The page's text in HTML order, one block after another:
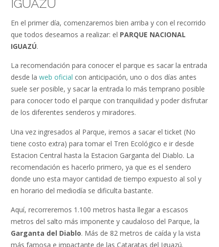
IGUAZÚ
En el primer día, comenzaremos bien arriba y con el recorrido
que todos deseamos a realizar: el PARQUE NACIONAL
IGUAZÚ.
La recomendación para conocer el parque es sacar la entrada
desde la web oficial con anticipación, uno o dos días antes
suele ser posible, y sacar la entrada lo más temprano posible
para conocer todo el parque con tranquilidad y poder disfrutar
de los diferentes senderos y miradores.
Una vez ingresados al Parque, iremos a sacar el ticket (No
tiene costo extra) para tomar el Tren Ecológico e ir desde
Estacion Central hasta la Estacion Garganta del Diablo. La
recomendación es hacerlo primero, ya que es el sendero
donde uno esta mayor cantidad de tiempo expuesto al sol y
en horario del mediodía se dificulta bastante.
Aquí, recorreremos 1.100 metros hasta llegar a escasos
metros del salto más imponente y caudaloso del Parque, la
Garganta del Diablo. Más de 82 metros de caída y la vista
más famosa e impactante de las Cataratas del Iguazú.